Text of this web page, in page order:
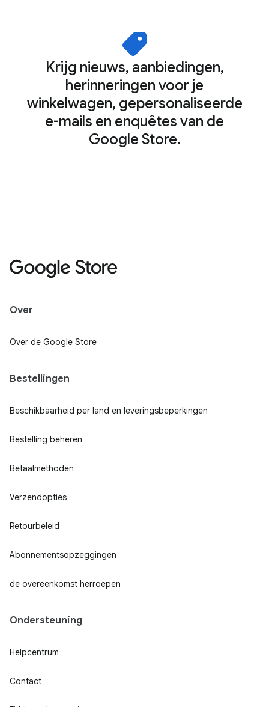
Krijg nieuws, aanbiedingen,
herinneringen voor je
winkelwagen, gepersonaliseerde
e-mails en enquêtes van de
Google Store.
Over
Over de Google Store
Bestellingen
Beschikbaarheid per land en leveringsbeperkingen
Bestelling beheren
Betaalmethoden
Verzendopties
Retourbeleid
Abonnementsopzeggingen
de overeenkomst herroepen
Ondersteuning
Helpcentrum
Contact